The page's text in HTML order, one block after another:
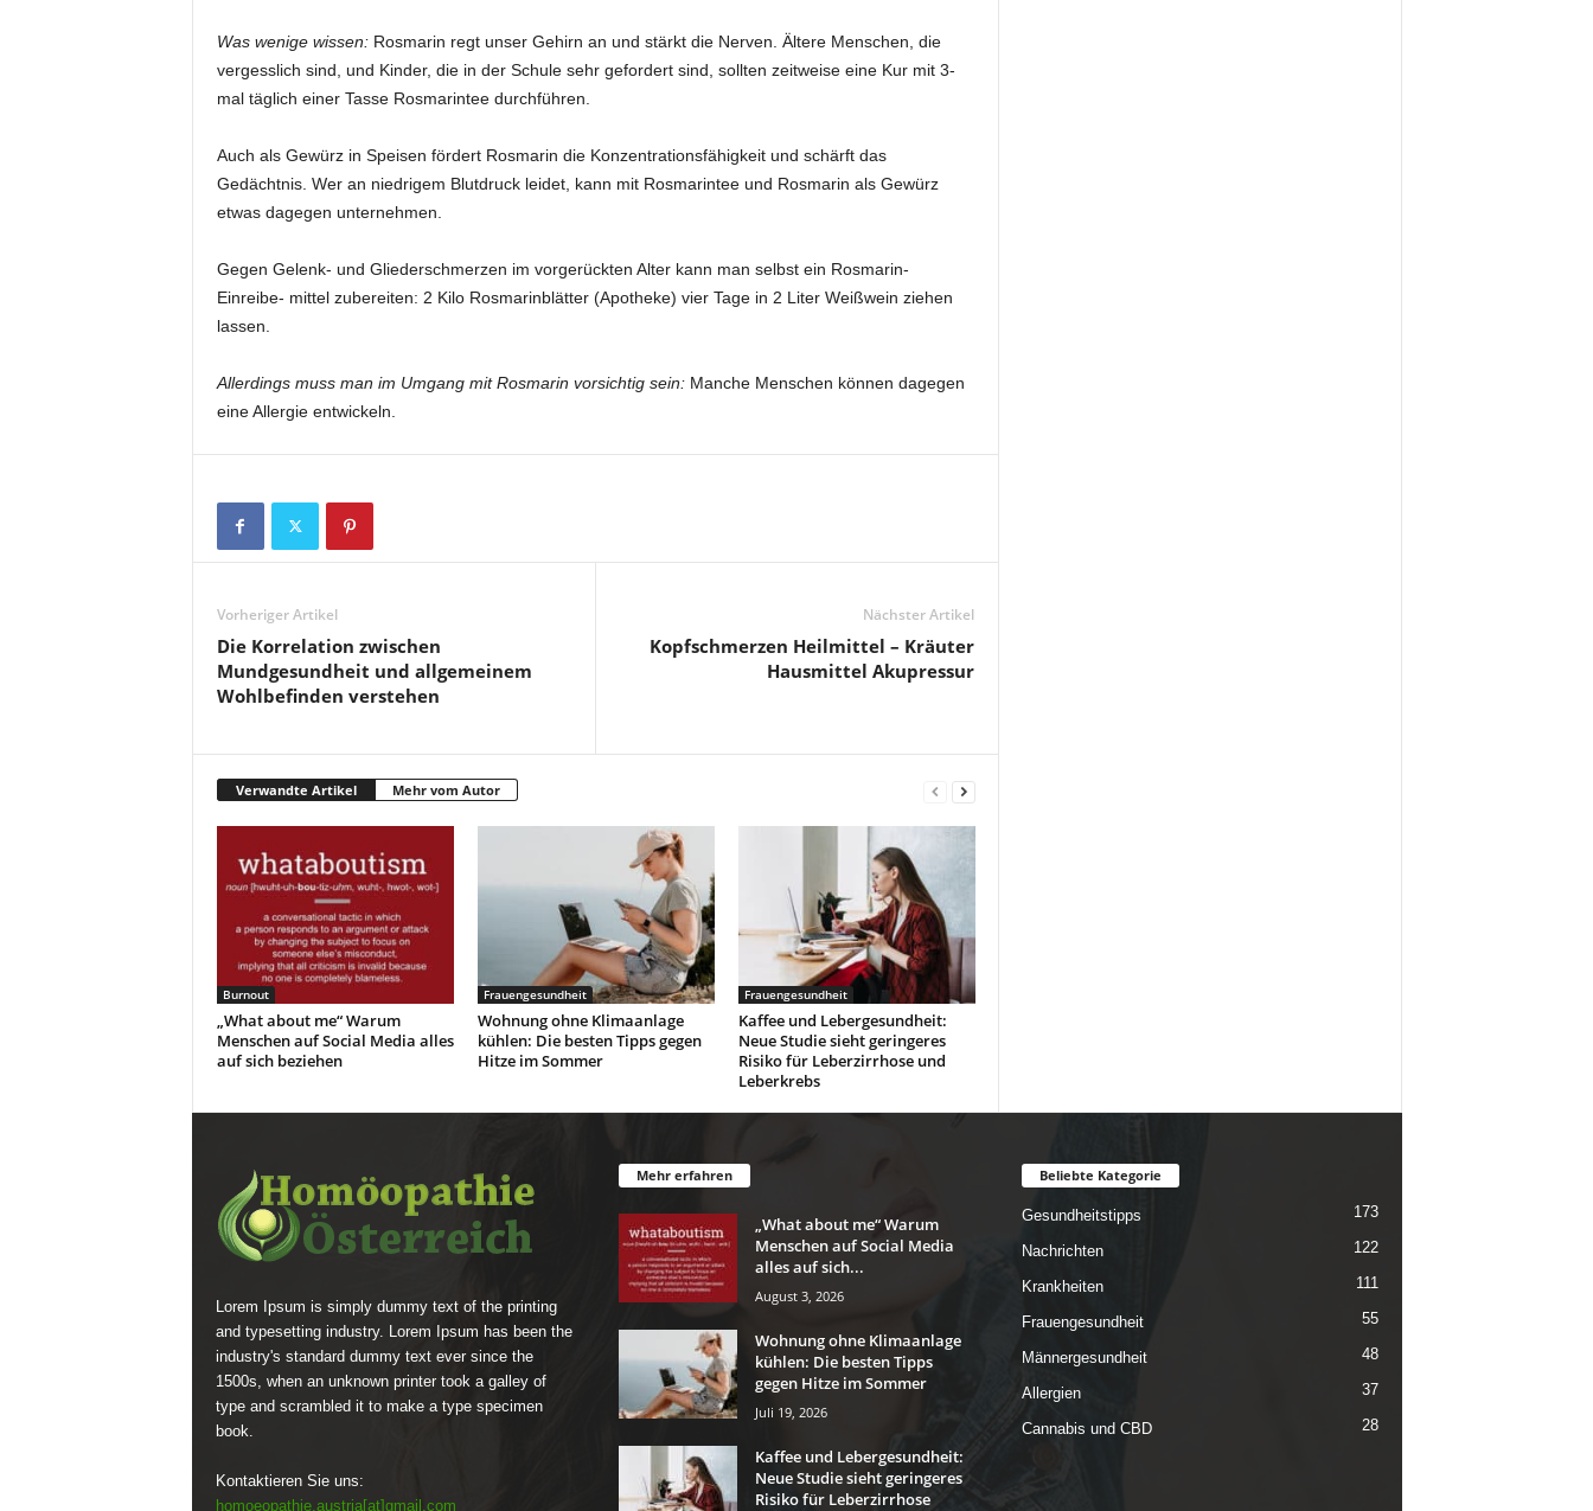
Was wenige wissen:Rosmarin regt unser Gehirn an und stärkt die Nerven. Ältere Menschen, die
vergesslich sind, und Kinder, die in der Schule sehr gefordert sind, sollten zeitweise eine Kur mit 3-
mal täglich einer Tasse Rosmarintee durchführen.
Auch als Gewürz in Speisen fördert Rosmarin die Konzentrationsfähigkeit und schärft das
Gedächtnis. Wer an niedrigem Blutdruck leidet, kann mit Rosmarintee und Rosmarin als Gewürz
etwas dagegen unternehmen.
Gegen Gelenk- und Gliederschmerzen im vorgerückten Alter kann man selbst ein Rosmarin-
Einreibe- mittel zubereiten: 2 Kilo Rosmarinblätter (Apotheke) vier Tage in 2 Liter Weißwein ziehen
lassen.
Allerdings muss man im Umgang mit Rosmarin vorsichtig sein:Manche Menschen können dagegen
eine Allergie entwickeln.
Vorheriger Artikel
Die Korrelation zwischen
Mundgesundheit und allgemeinem
Wohlbefinden verstehen
Nächster Artikel
Kopfschmerzen Heilmittel – Kräuter
Hausmittel Akupressur
Verwandte Artikel Mehr vom Autor
Burnout
„What about me“ Warum
Menschen auf Social Media alles
auf sich beziehen
Frauengesundheit
Wohnung ohne Klimaanlage
kühlen: Die besten Tipps gegen
Hitze im Sommer
Frauengesundheit
Kaffee und Lebergesundheit:
Neue Studie sieht geringeres
Risiko für Leberzirrhose und
Leberkrebs
Lorem Ipsum is simply dummy text of the printing
and typesetting industry. Lorem Ipsum has been the
industry's standard dummy text ever since the
1500s, when an unknown printer took a galley of
type and scrambled it to make a type specimen
book.
Kontaktieren Sie uns:
homoeopathie.austria[at]gmail.com
Mehr erfahren
„What about me“ Warum
Menschen auf Social Media
alles auf sich...
August 3, 2026
Wohnung ohne Klimaanlage
kühlen: Die besten Tipps
gegen Hitze im Sommer
Juli 19, 2026
Kaffee und Lebergesundheit:
Neue Studie sieht geringeres
Risiko für Leberzirrhose
Beliebte Kategorie
Gesundheitstipps 173
Nachrichten 122
Krankheiten 111
Frauengesundheit 55
Männergesundheit 48
Allergien 37
Cannabis und CBD 28